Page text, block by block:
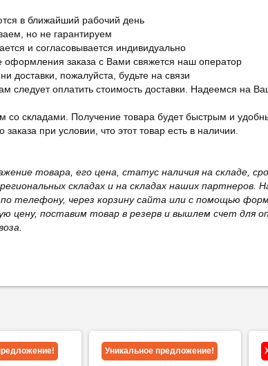
в ближайший рабочий день
но не гарантируем
и согласовывается индивидуально
оформления заказа с Вами свяжется наш оператор
доставки, пожалуйста, будьте на связи
следует оплатить стоимость доставки. Надеемся на
складами. Получение товара будет быстрым и
при условии, что этот товар есть в наличии.
товара, его цена, статус наличия на складе,
складах и на складах наших партнеров.
телефону, через корзину сайта или с помощью
цену, поставим товар в резерв и вышлем счет для
Уникальное предложение!